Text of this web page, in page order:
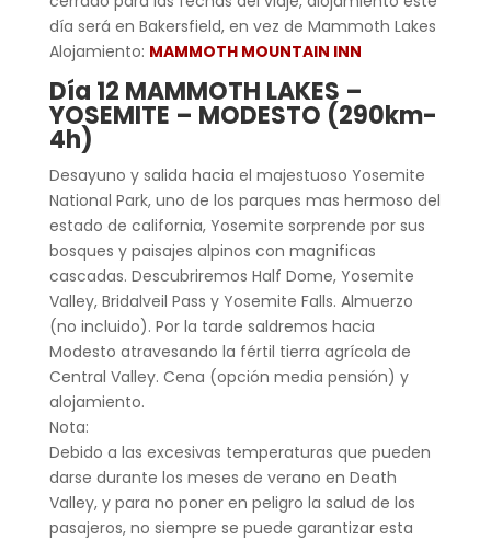
día será en Bakersfield, en vez de Mammoth Lakes
Alojamiento: MAMMOTH MOUNTAIN INN
Día 12 MAMMOTH LAKES –
YOSEMITE – MODESTO (290km-
4h)
Desayuno y salida hacia el majestuoso Yosemite
National Park, uno de los parques mas hermoso del
estado de california, Yosemite sorprende por sus
bosques y paisajes alpinos con magnificas
cascadas. Descubriremos Half Dome, Yosemite
Valley, Bridalveil Pass y Yosemite Falls. Almuerzo
(no incluido). Por la tarde saldremos hacia
Modesto atravesando la fértil tierra agrícola de
Central Valley. Cena (opción media pensión) y
alojamiento.
Nota:
Debido a las excesivas temperaturas que pueden
darse durante los meses de verano en Death
Valley, y para no poner en peligro la salud de los
pasajeros, no siempre se puede garantizar esta